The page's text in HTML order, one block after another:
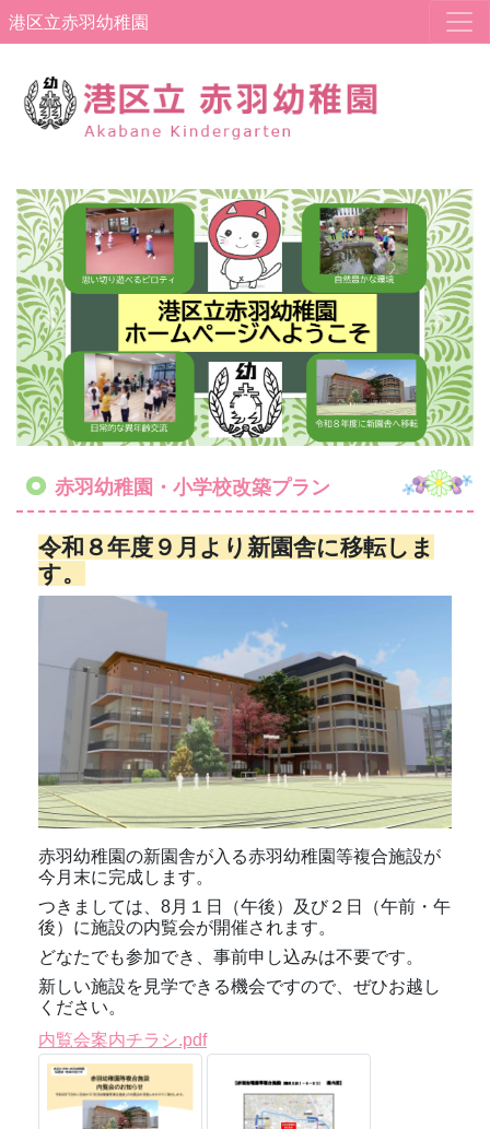
港区立赤羽幼稚園
Previous Next
赤羽幼稚園・小学校改築プラン
令和８年度９月より新園舎に移転しま
す。
赤羽幼稚園の新園舎が入る赤羽幼稚園等複合施設が
今月末に完成します。
つきましては、8月１日（午後）及び２日（午前・午
後）に施設の内覧会が開催されます。
どなたでも参加でき、事前申し込みは不要です。
新しい施設を見学できる機会ですので、ぜひお越し
ください。
内覧会案内チラシ.pdf